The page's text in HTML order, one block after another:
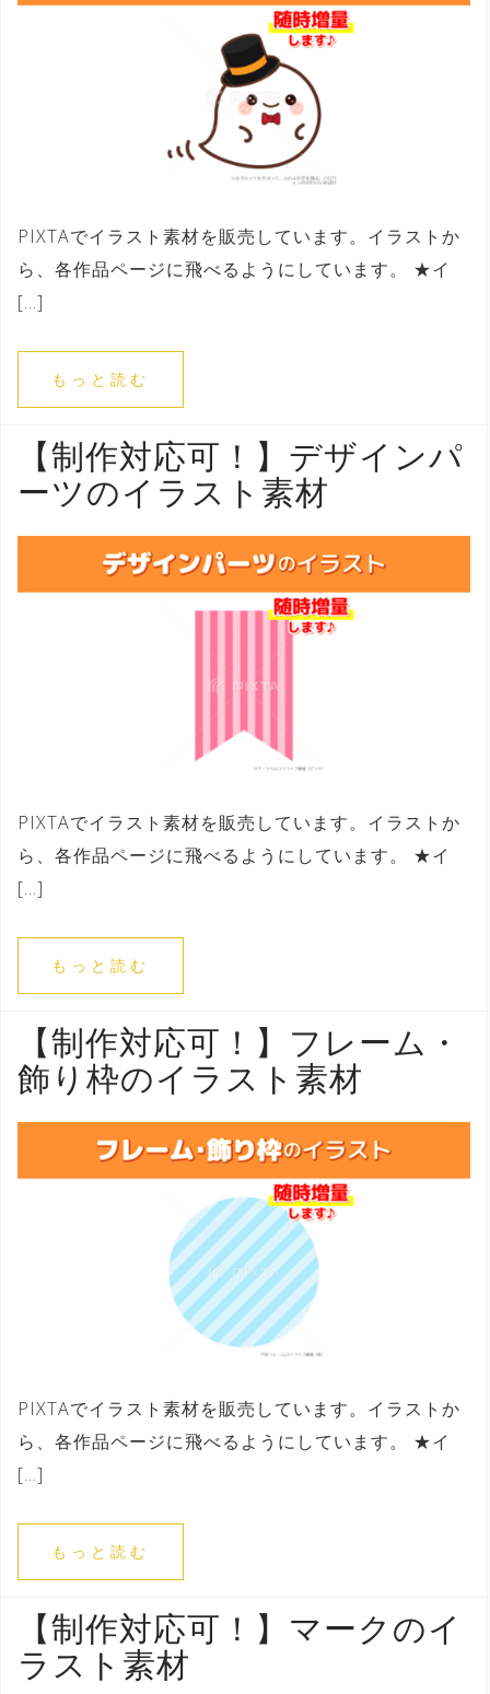
PIXTAでイラスト素材を販売しています。イラストか
ら、各作品ページに飛べるようにしています。 ★イ
[…]
もっと読む
【制作対応可！】デザインパ
ーツのイラスト素材
PIXTAでイラスト素材を販売しています。イラストか
ら、各作品ページに飛べるようにしています。 ★イ
[…]
もっと読む
【制作対応可！】フレーム・
飾り枠のイラスト素材
PIXTAでイラスト素材を販売しています。イラストか
ら、各作品ページに飛べるようにしています。 ★イ
[…]
もっと読む
【制作対応可！】マークのイ
ラスト素材